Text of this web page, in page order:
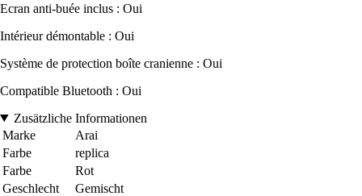
Ecran anti-buée inclus : Oui
Intérieur démontable : Oui
Système de protection boîte cranienne : Oui
Compatible Bluetooth : Oui
Zusätzliche Informationen
Marke
Arai
Farbe
replica
Farbe
Rot
Geschlecht
Gemischt